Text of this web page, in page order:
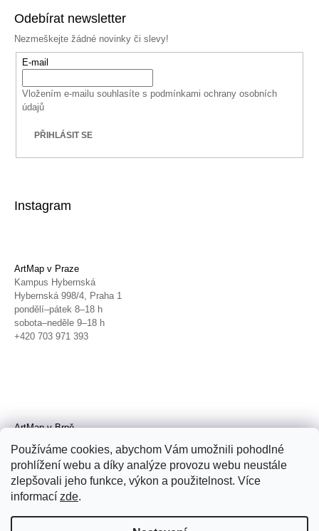
Používáme cookies, abychom Vám umožnili pohodlné
prohlížení webu a díky analýze provozu webu neustále
zlepšovali jeho funkce, výkon a použitelnost. Více
informací zde.
Odebírat newsletter
Nezmeškejte žádné novinky či slevy!
E-mail
Vložením e-mailu souhlasíte s podmínkami ochrany osobních
údajů
PŘIHLÁSIT SE
Instagram
ArtMap v Praze
Kampus Hybernská
Hybernská 998/4, Praha 1
pondělí–pátek 8–18 h
sobota–neděle 9–18 h
+420 703 971 393
ArtMap v Brně
Radnická 4, Brno
úterý–pátek 11–19 h
sobota 14–19 h
+420 702 152 298